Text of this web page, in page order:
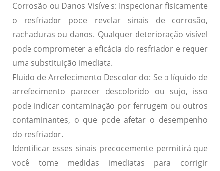
Corrosão ou Danos Visíveis: Inspecionar fisicamente
o resfriador pode revelar sinais de corrosão,
rachaduras ou danos. Qualquer deterioração visível
pode comprometer a eficácia do resfriador e requer
uma substituição imediata.
Fluido de Arrefecimento Descolorido: Se o líquido de
arrefecimento parecer descolorido ou sujo, isso
pode indicar contaminação por ferrugem ou outros
contaminantes, o que pode afetar o desempenho
do resfriador.
Identificar esses sinais precocemente permitirá que
você tome medidas imediatas para corrigir